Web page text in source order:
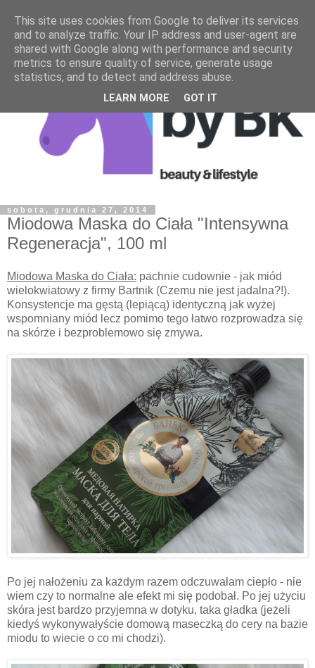
sobota, grudnia 27, 2014
Miodowa Maska do Ciała "Intensywna
Regeneracja", 100 ml
Miodowa Maska do Ciała: pachnie cudownie - jak miód
wielokwiatowy z firmy Bartnik (Czemu nie jest jadalna?!).
Konsystencje ma gęstą (lepiącą) identyczną jak wyżej
wspomniany miód lecz pomimo tego łatwo rozprowadza się
na skórze i bezproblemowo się zmywa.
Po jej nałożeniu za każdym razem odczuwałam ciepło - nie
wiem czy to normalne ale efekt mi się podobał. Po jej użyciu
skóra jest bardzo przyjemna w dotyku, taka gładka (jeżeli
kiedyś wykonywałyście domową maseczką do cery na bazie
miodu to wiecie o co mi chodzi).
This site uses cookies from Google to deliver its services
and to analyze traffic. Your IP address and user-agent are
shared with Google along with performance and security
metrics to ensure quality of service, generate usage
statistics, and to detect and address abuse.
LEARN MORE GOT IT